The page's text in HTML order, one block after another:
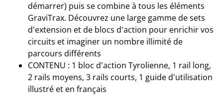
démarrer) puis se combine à tous les éléments
GraviTrax. Découvrez une large gamme de sets
d'extension et de blocs d'action pour enrichir vos
circuits et imaginer un nombre illimité de
parcours différents
CONTENU : 1 bloc d'action Tyrolienne, 1 rail long,
2 rails moyens, 3 rails courts, 1 guide d'utilisation
illustré et en français